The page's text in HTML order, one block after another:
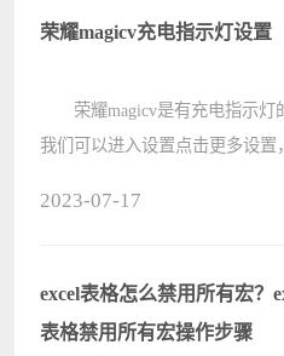
荣耀magicv充电指示灯设置
荣耀magicv是有充电指示灯
我们可以进入设置点击更多设置
1、首先我们进入设置，点击
“????
2023-07-17
excel表格怎么禁用所有宏？
表格禁用所有宏操作步骤